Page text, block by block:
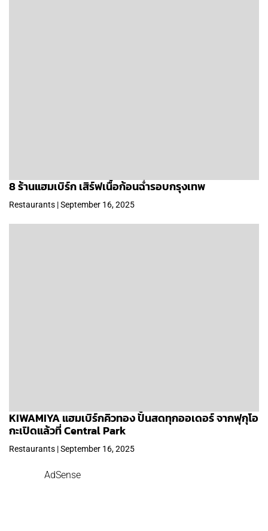
8 ร้านแฮมเบิร์ก เสิร์ฟเนื้อก้อนฉ่ำรอบกรุงเทพ
Restaurants | September 16, 2025
KIWAMIYA แฮมเบิร์กคิวทอง ปั้นสดทุกออเดอร์ จากฟุกุโอ
กะเปิดแล้วที่ Central Park
Restaurants | September 16, 2025
AdSense